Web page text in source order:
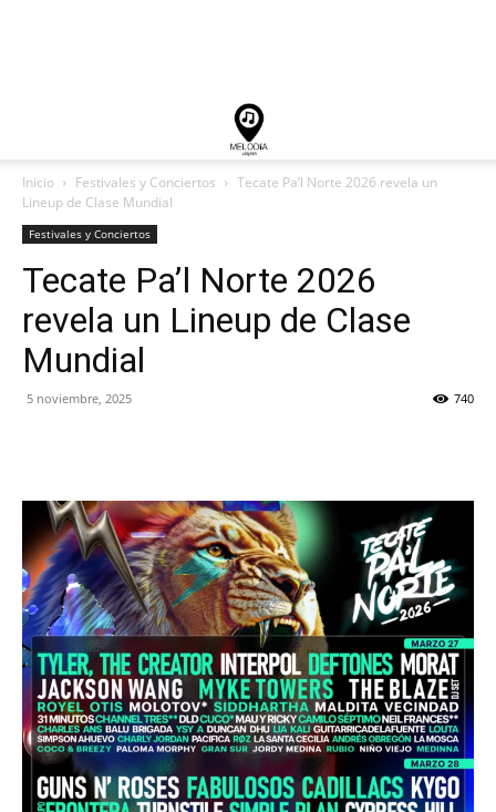
Inicio Festivales y Conciertos
Tecate Pa’l Norte 2026 revela un
Lineup de Clase Mundial
Festivales y Conciertos
Tecate Pa’l Norte 2026
revela un Lineup de Clase
Mundial
5 noviembre, 2025 740